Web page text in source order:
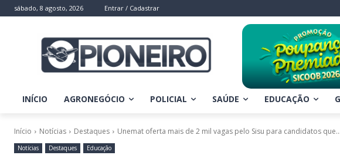
sábado, 8 agosto, 2026 Entrar / Cadastrar
INÍCIO AGRONEGÓCIO POLICIAL SAÚDE EDUCAÇÃO
Início Notícias Destaques Unemat oferta mais de 2 mil vagas pelo Sisu para candidatos que...
Notícias Destaques Educação